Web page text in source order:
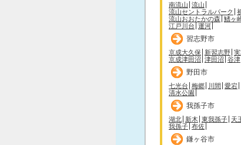
南流山 流山
流山セントラルパーク
流山おおたかの森 鰭ヶ
江戸川台 運河
習志野市
京成大久保 新習志野
京成津田沼 津田沼 谷津
野田市
七光台 梅郷 川間 愛宕
清水公園
我孫子市
湖北 新木 東我孫子 天
我孫子 布佐
鎌ヶ谷市